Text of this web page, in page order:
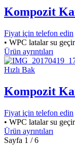
Kompozit
Fiyat için telefon edin
• WPC latalar su
Ürün ayrıntıları
Hızlı Bak
Kompozit
Fiyat için telefon edin
• WPC latalar su
Ürün ayrıntıları
Sayfa 1 / 6